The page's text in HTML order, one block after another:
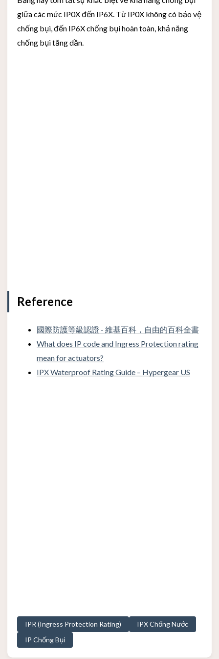
giữa các mức IP0X đến IP6X. Từ IP0X không có bảo vệ
chống bụi, đến IP6X chống bụi hoàn toàn, khả năng
chống bụi tăng dần.
Reference
國際防護等級認證 - 維基百科，自由的百科全書
What does IP code and Ingress Protection rating
mean for actuators?
IPX Waterproof Rating Guide – Hypergear US
IPR (Ingress Protection Rating)
IPX Chống Nước
IP Chống Bụi